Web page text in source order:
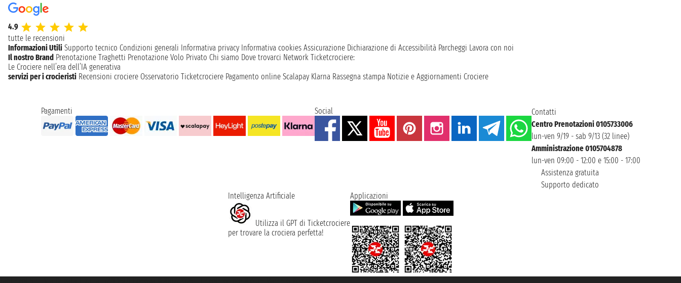
4.9
tutte le recensioni
Informazioni Utili Supporto tecnico Condizioni generali Informativa privacy Informativa cookies Assicurazione Dichiarazione di Accessibilità Parcheggi Lavora con noi
Il nostro Brand Prenotazione Traghetti Prenotazione Volo Privato Chi siamo Dove trovarci Network Ticketcrociere:
Le Crociere nell’era dell’IA generativa
servizi per i crocieristi Recensioni crociere Osservatorio Ticketcrociere Pagamento online Scalapay Klarna Rassegna stampa Notizie e Aggiornamenti Crociere
Pagamenti Social
Contatti
Centro Prenotazioni 0105733006
lun-ven 9/19 - sab 9/13 (32 linee)
Amministrazione 0105704878
lun-ven 09:00 - 12:00 e 15:00 - 17:00
Assistenza gratuita
Supporto dedicato
Intelligenza Artificiale
Utilizza il GPT di Ticketcrociere
per trovare la crociera perfetta!
Applicazioni